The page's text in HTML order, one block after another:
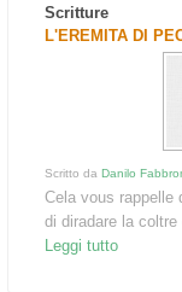
Scritture
L'EREMITA DI
Scritto da Danilo
Cela vous rappelle
di diradare la
Leggi tutto